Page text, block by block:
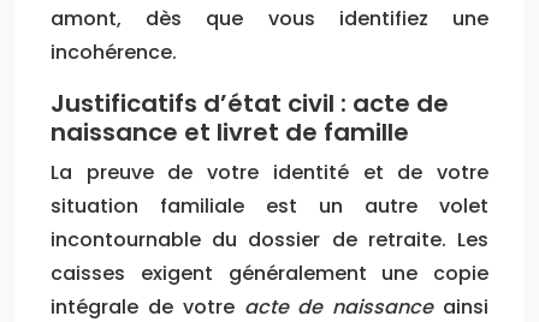
amont, dès que vous identifiez une
incohérence.
Justificatifs d’état civil : acte de
naissance et livret de famille
La preuve de votre identité et de votre
situation familiale est un autre volet
incontournable du dossier de retraite. Les
caisses exigent généralement une copie
intégrale de votre acte de naissanceainsi